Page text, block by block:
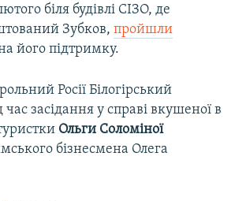
біля будівлі СІЗО, де
Зубков, пройшли
його підтримку.
Росії Білогірський
засідання у справі вкушеної в
Ольги Соломіної
бізнесмена Олега